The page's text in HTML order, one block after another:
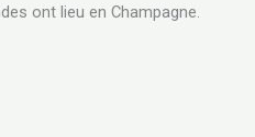
ont lieu en Champagne.